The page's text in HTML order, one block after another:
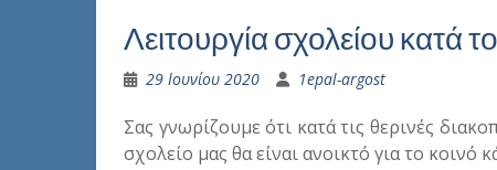
Λειτουργία σχολείου κατά
29 Ιουνίου 2020 1epal-argost
Σας γνωρίζουμε ότι κατά τις θερινές
σχολείο μας θα είναι ανοικτό για το κοινό